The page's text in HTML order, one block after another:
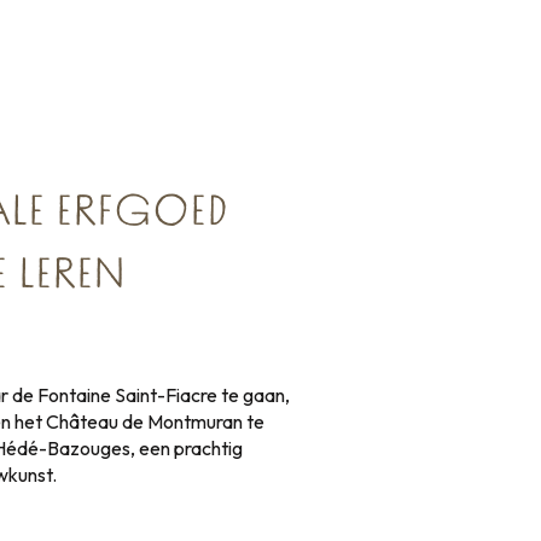
ERFGOED
LEREN
de Fontaine Saint-Fiacre te gaan,
het Château de Montmuran te
Bazouges, een prachtig